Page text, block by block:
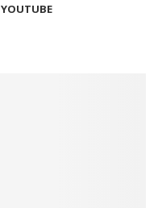
YOUTUBE